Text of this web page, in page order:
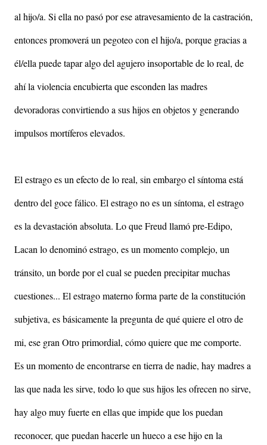
al hijo/a. Si ella no pasó por ese atravesamiento de la castración,
entonces promoverá un pegoteo con el hijo/a, porque gracias a
él/ella puede tapar algo del agujero insoportable de lo real, de
ahí la violencia encubierta que esconden las madres
devoradoras convirtiendo a sus hijos en objetos y generando
impulsos mortíferos elevados.
El estrago es un efecto de lo real, sin embargo el síntoma está
dentro del goce fálico. El estrago no es un síntoma, el estrago
es la devastación absoluta. Lo que Freud llamó pre-Edipo,
Lacan lo denominó estrago, es un momento complejo, un
tránsito, un borde por el cual se pueden precipitar muchas
cuestiones... El estrago materno forma parte de la constitución
subjetiva, es básicamente la pregunta de qué quiere el otro de
mi, ese gran Otro primordial, cómo quiere que me comporte.
Es un momento de encontrarse en tierra de nadie, hay madres a
las que nada les sirve, todo lo que sus hijos les ofrecen no sirve,
hay algo muy fuerte en ellas que impide que los puedan
reconocer, que puedan hacerle un hueco a ese hijo en la